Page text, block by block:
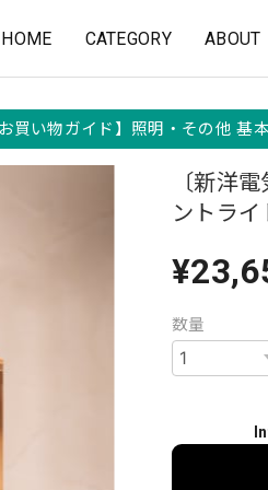
HOME CATEGORY ABOUT
買い物ガイド】照明・その他
〔新洋
ントライ
数量